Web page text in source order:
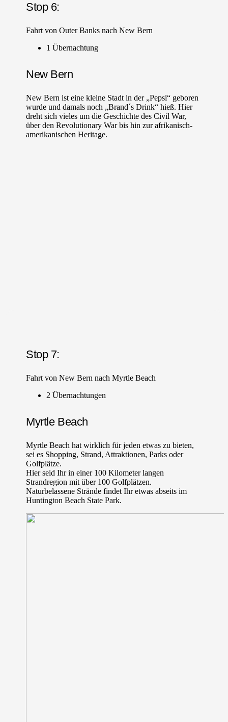
Stop 6:
Fahrt von Outer Banks nach New Bern
1 Übernachtung
New Bern
New Bern ist eine kleine Stadt in der „Pepsi“ geboren
wurde und damals noch „Brand´s Drink“ hieß. Hier
dreht sich vieles um die Geschichte des Civil War,
über den Revolutionary War bis hin zur afrikanisch-
amerikanischen Heritage.
Stop 7:
Fahrt von New Bern nach Myrtle Beach
2 Übernachtungen
Myrtle Beach
Myrtle Beach hat wirklich für jeden etwas zu bieten,
sei es Shopping, Strand, Attraktionen, Parks oder
Golfplätze.
Hier seid Ihr in einer 100 Kilometer langen
Strandregion mit über 100 Golfplätzen.
Naturbelassene Strände findet Ihr etwas abseits im
Huntington Beach State Park.